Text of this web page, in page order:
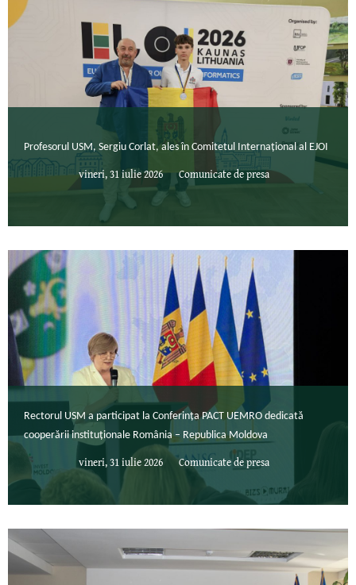
Profesorul USM, Sergiu Corlat, ales în Comitetul Internațional al EJOI
vineri, 31 iulie 2026 Comunicate de presa
Rectorul USM a participat la Conferința PACT UEMRO dedicată
cooperării instituționale România – Republica Moldova
vineri, 31 iulie 2026 Comunicate de presa